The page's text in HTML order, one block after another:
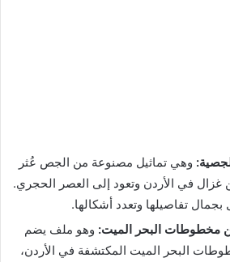
وهي تماثيل مصنوعة من الجص عُثر
غزال في الأردن وتعود إلى العصر الحجري.
بجمال تفاصيلها وتعدد أشكالها.
مخطوطات البحر الميت: وهو ملف يضم
البحر الميت المكتشفة في الأردن،